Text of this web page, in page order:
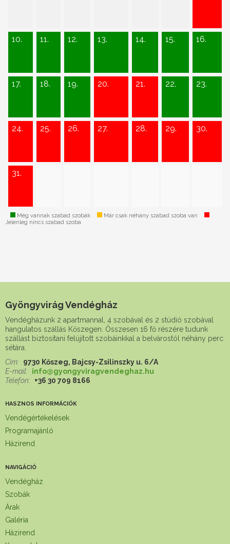
10. 11. 12. 13. 14. 15. 16.
17. 18. 19. 20. 21. 22. 23.
24. 25. 26. 27. 28. 29. 30.
31.
Még vannak szabad szobák
Már csak néhány szabad szoba van
Jelenleg nincs szabad szoba
Gyöngyvirág Vendégház
Vendégházunk 2 apartmannal, 4 szobával és 2 stúdió szobával
hangulatos szállás Kőszegen. Összesen 16 fő részére tudunk
szállást biztosítani felújított szobáinkkal a belvárostól néhány perc
sétára.
Cím:
9730 Kőszeg, Bajcsy-Zsilinszky u. 6/A
E-mail:
info@gyongyviragvendeghaz.hu
Telefon:
+36 30 709 8166
HASZNOS INFORMÁCIÓK
Vendégértékelések
Programajánló
Házirend
NAVIGÁCIÓ
Vendégház
Szobák
Árak
Galéria
Házirend